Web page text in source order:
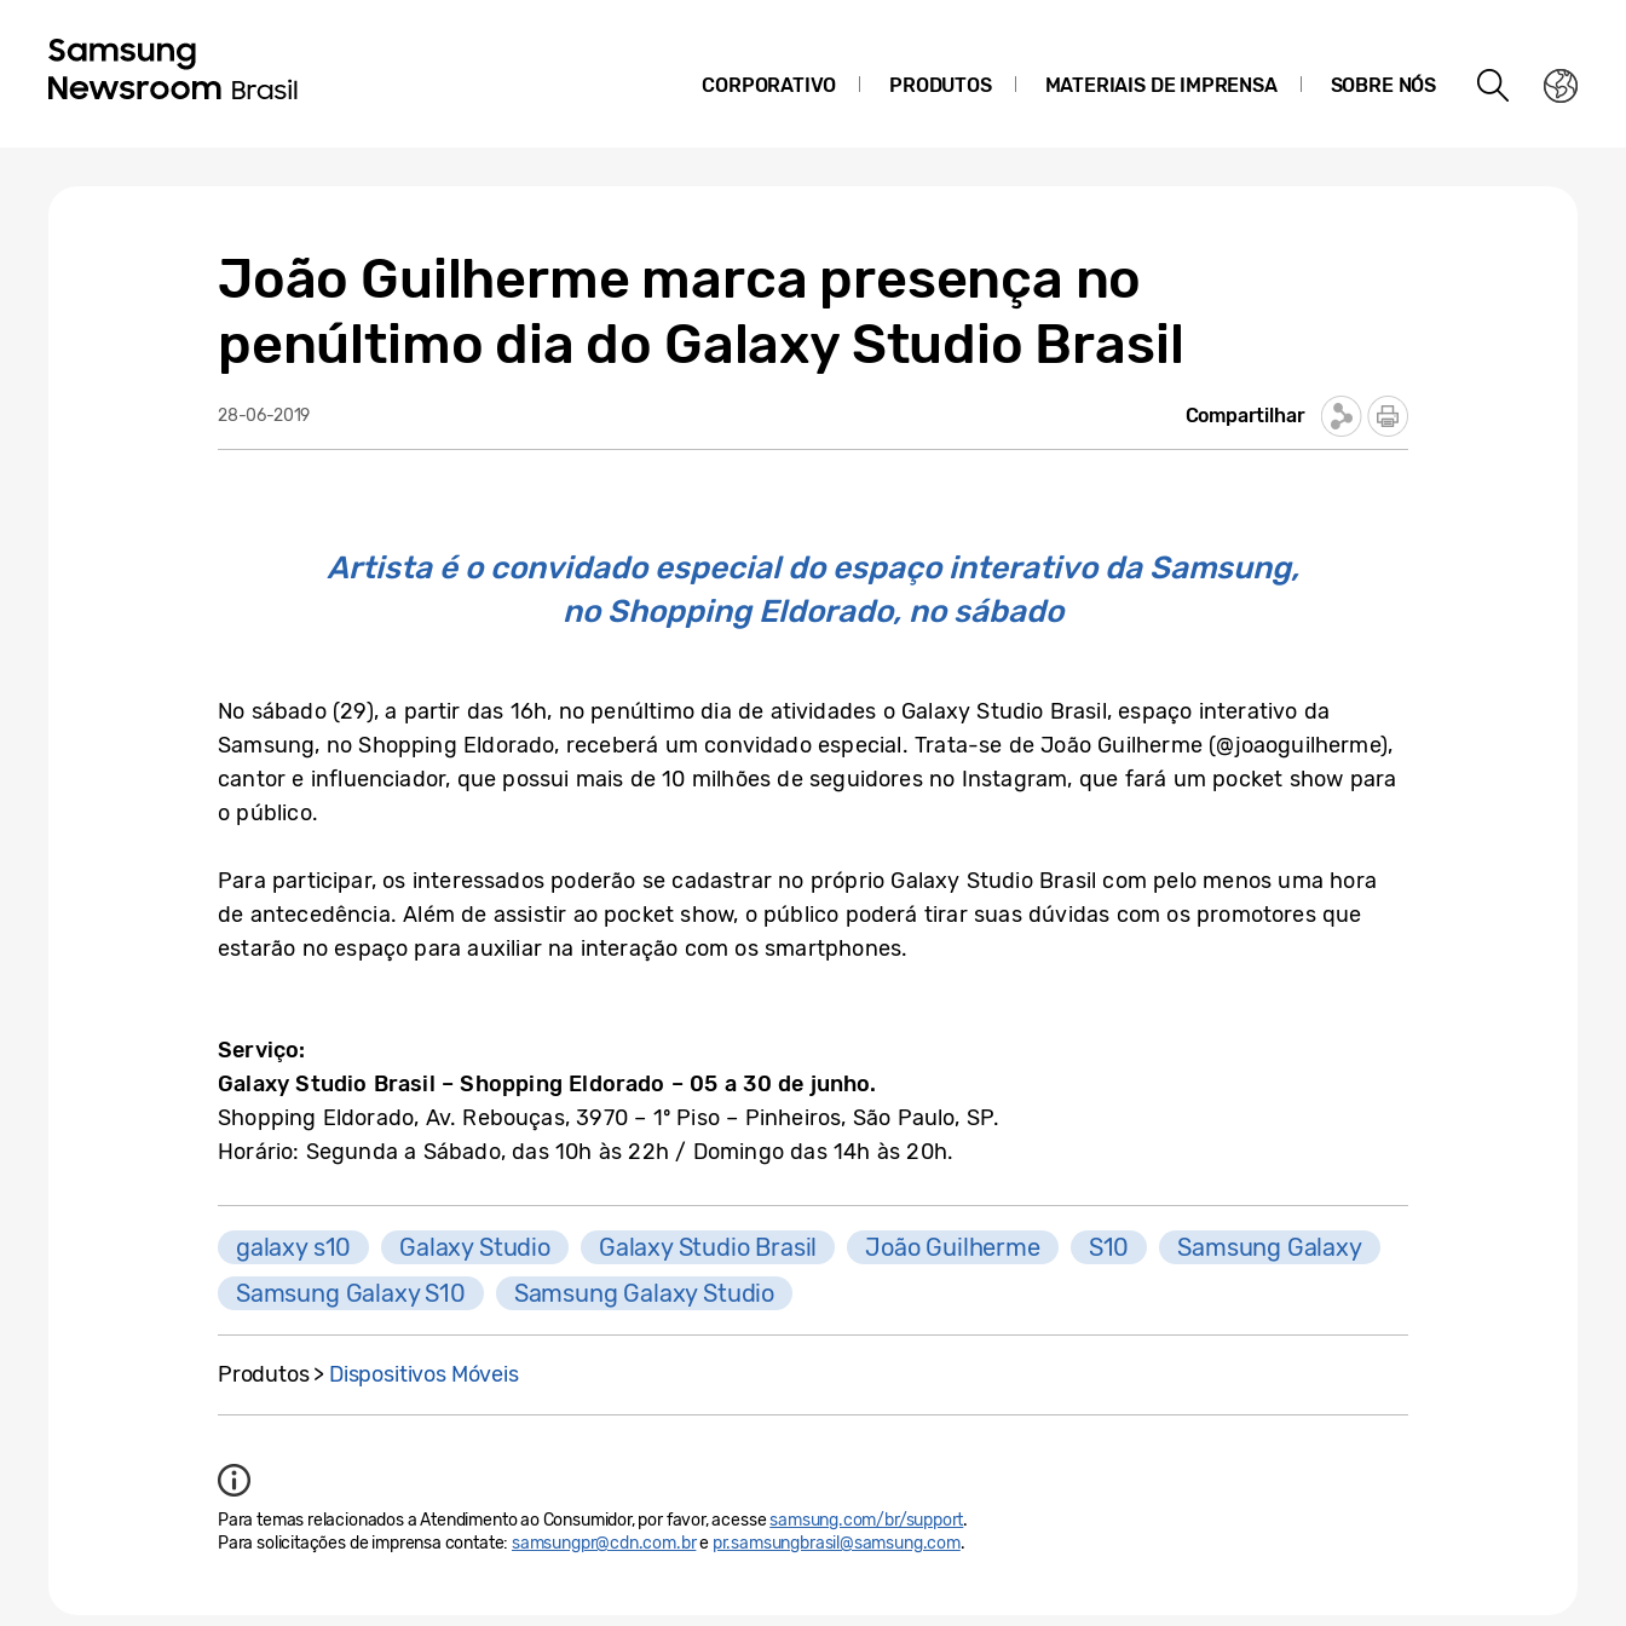
CORPORATIVO PRODUTOS MATERIAIS DE IMPRENSA SOBRE NÓS
João Guilherme marca presença no
penúltimo dia do Galaxy Studio Brasil
28-06-2019 Compartilhar
Artista é o convidado especial do espaço interativo da Samsung,
no Shopping Eldorado, no sábado
No sábado (29), a partir das 16h, no penúltimo dia de atividades o Galaxy Studio Brasil, espaço interativo da
Samsung, no Shopping Eldorado, receberá um convidado especial. Trata-se de João Guilherme (@joaoguilherme),
cantor e influenciador, que possui mais de 10 milhões de seguidores no Instagram, que fará um pocket show para
o público.
Para participar, os interessados poderão se cadastrar no próprio Galaxy Studio Brasil com pelo menos uma hora
de antecedência. Além de assistir ao pocket show, o público poderá tirar suas dúvidas com os promotores que
estarão no espaço para auxiliar na interação com os smartphones.
Serviço:
Galaxy Studio Brasil – Shopping Eldorado – 05 a 30 de junho.
Shopping Eldorado, Av. Rebouças, 3970 – 1º Piso – Pinheiros, São Paulo, SP.
Horário: Segunda a Sábado, das 10h às 22h / Domingo das 14h às 20h.
galaxy s10 Galaxy Studio Galaxy Studio Brasil João Guilherme S10
Samsung Galaxy
Samsung Galaxy S10
Samsung Galaxy Studio
Produtos > Dispositivos Móveis
Para temas relacionados a Atendimento ao Consumidor, por favor, acessesamsung.com/br/support.
Para solicitações de imprensa contate: samsungpr@cdn.com.bre pr.samsungbrasil@samsung.com.